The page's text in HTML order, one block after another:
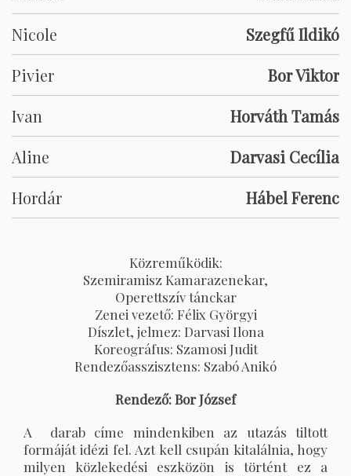
Nicole
Szegfű Ildikó
Pivier
Bor Viktor
Ivan
Horváth Tamás
Aline
Darvasi Cecília
Hordár
Hábel Ferenc
Közreműködik:
Szemiramisz Kamarazenekar,
Operettszív tánckar
Zenei vezető: Félix Györgyi
Díszlet, jelmez: Darvasi Ilona
Koreográfus: Szamosi Judit
Rendezőasszisztens: Szabó Anikó
Rendező: Bor József
A darab címe mindenkiben az utazás tiltott
formáját idézi fel. Azt kell csupán kitalálnia, hogy
milyen közlekedési eszközön is történt ez a